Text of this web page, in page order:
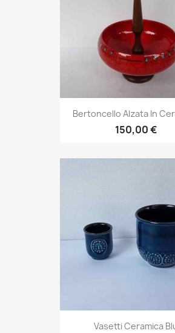
Bertoncello Alzata In
150,00 €
Vasetti Ceramica